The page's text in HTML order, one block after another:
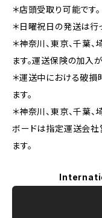
＊店頭受取り可能です。
＊日曜祝日の発送は行
＊神奈川、東京、千葉
ます。運送保険の加入
＊運送中における破損
ます。
＊神奈川、東京、千葉
ボードは指定運送会
ます。